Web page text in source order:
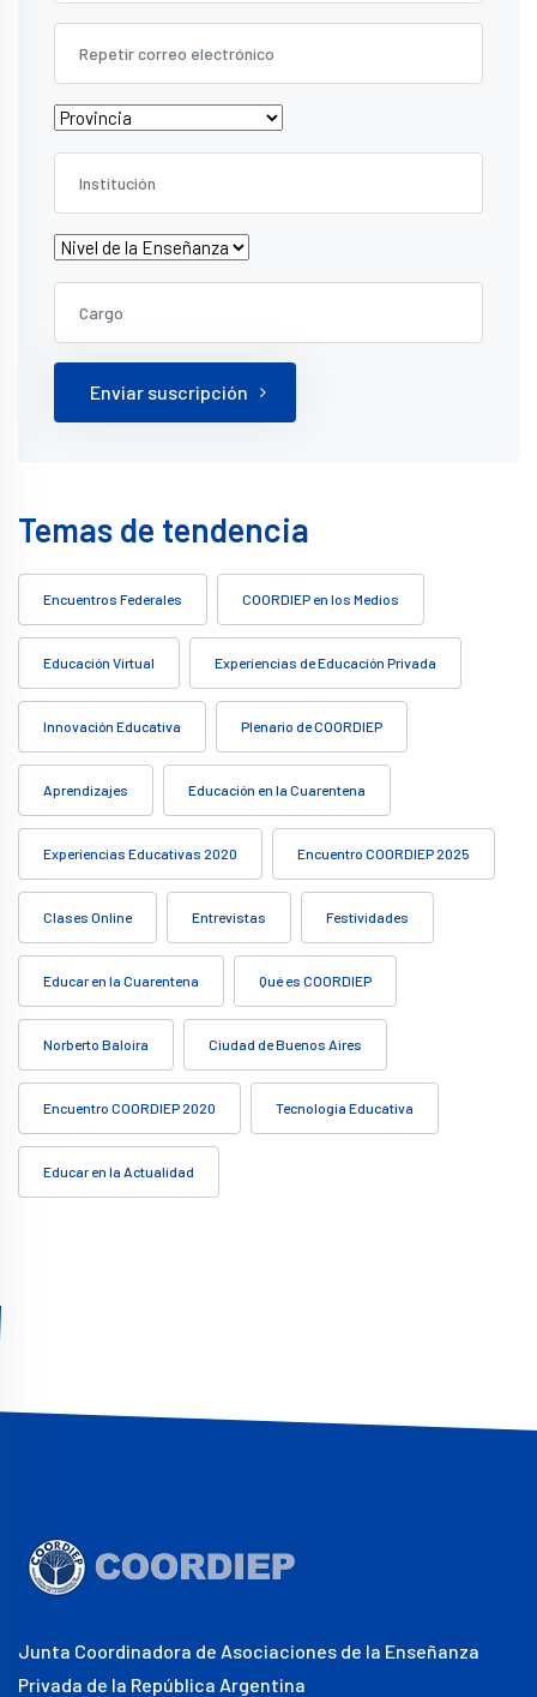
Enviar suscripción
Temas de tendencia
Encuentros Federales COORDIEP en los Medios
Educación Virtual Experiencias de Educación Privada
Innovación Educativa Plenario de COORDIEP
Aprendizajes Educación en la Cuarentena
Experiencias Educativas 2020 Encuentro COORDIEP 2025
Clases Online Entrevistas Festividades
Educar en la Cuarentena Qué es COORDIEP
Norberto Baloira Ciudad de Buenos Aires
Encuentro COORDIEP 2020 Tecnología Educativa
Educar en la Actualidad
Junta Coordinadora de Asociaciones de la Enseñanza
Privada de la República Argentina